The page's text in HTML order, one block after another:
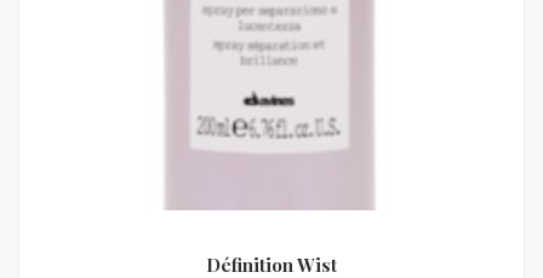
Définition Wist